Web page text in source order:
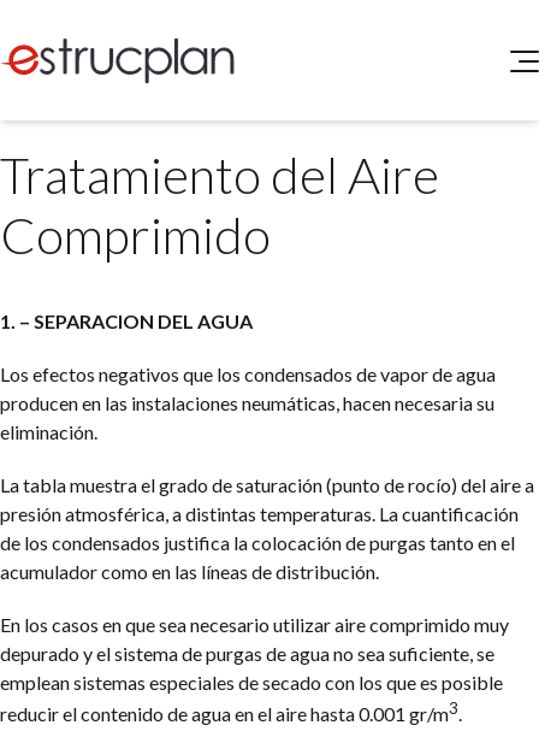
SERVICIOS
Medio Ambiente
INGRESAR
Buscador de Legislación
Matriz Premium
Matriz Profesional
Tratamiento del Aire
Comprimido
1. – SEPARACION DEL AGUA
Los efectos negativos que los condensados de vapor de agua
producen en las instalaciones neumáticas, hacen necesaria su
eliminación.
La tabla muestra el grado de saturación (punto de rocío) del aire a
presión atmosférica, a distintas temperaturas. La cuantificación
de los condensados justifica la colocación de purgas tanto en el
acumulador como en las líneas de distribución.
En los casos en que sea necesario utilizar aire comprimido muy
depurado y el sistema de purgas de agua no sea suficiente, se
emplean sistemas especiales de secado con los que es posible
reducir el contenido de agua en el aire hasta 0.001 gr/m3.